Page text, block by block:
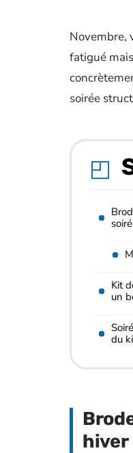
Novembre,
fatigué
soirée
Kit
un
du
hiver